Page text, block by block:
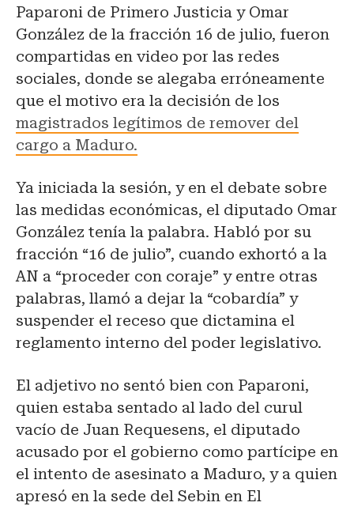
Paparoni de Primero Justicia y Omar
González de la fracción 16 de julio, fueron
compartidas en video por las redes
sociales, donde se alegaba erróneamente
que el motivo era la decisión de los
magistrados legítimos de remover del
cargo a Maduro.
Ya iniciada la sesión, y en el debate sobre
las medidas económicas, el diputado Omar
González tenía la palabra. Habló por su
fracción “16 de julio”, cuando exhortó a la
AN a “proceder con coraje” y entre otras
palabras, llamó a dejar la “cobardía” y
suspender el receso que dictamina el
reglamento interno del poder legislativo.
El adjetivo no sentó bien con Paparoni,
quien estaba sentado al lado del curul
vacío de Juan Requesens, el diputado
acusado por el gobierno como partícipe en
el intento de asesinato a Maduro, y a quien
apresó en la sede del Sebin en El